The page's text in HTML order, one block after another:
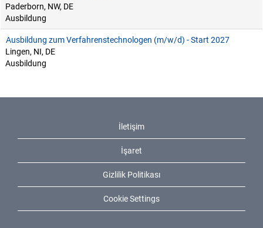
Paderborn, NW, DE
Ausbildung
Ausbildung zum Verfahrenstechnologen (m/w/d) - Start 2027
Lingen, NI, DE
Ausbildung
İletişim
İşaret
Gizlilik Politikası
Cookie Settings